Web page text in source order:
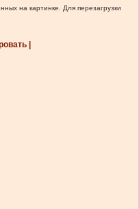
на картинке. Для перезагрузки
|